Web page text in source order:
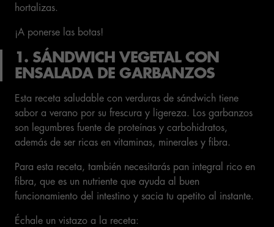
hortalizas.
¡A ponerse las botas!
1. SÁNDWICH VEGETAL CON
ENSALADA DE GARBANZOS
Esta receta saludable con verduras de sándwich tiene
sabor a verano por su frescura y ligereza. Los garbanzos
son legumbres fuente de proteínas y carbohidratos,
además de ser ricas en vitaminas, minerales y fibra.
Para esta receta, también necesitarás pan integral rico en
fibra, que es un nutriente que ayuda al buen
funcionamiento del intestino y sacia tu apetito al instante.
Échale un vistazo a la receta: